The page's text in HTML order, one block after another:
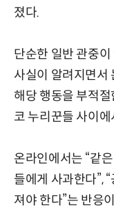
졌다.
단순한 일반 관중
사실이 알려지면서
해당 행동을 부적
코 누리꾼들 사이
온라인에서는 “같
들에게 사과한다”,
져야 한다”는 반응